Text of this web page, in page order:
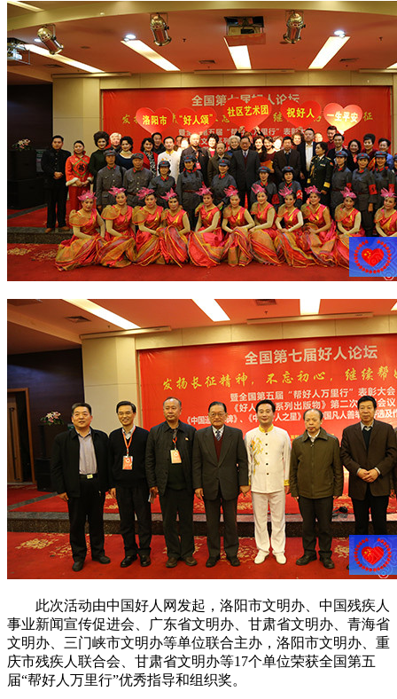
此次活动由中国好人网发起，洛阳市文明办、中国残疾人
事业新闻宣传促进会、广东省文明办、甘肃省文明办、青海省
文明办、三门峡市文明办等单位联合主办，洛阳市文明办、重
庆市残疾人联合会、甘肃省文明办等17个单位荣获全国第五
届“帮好人万里行”优秀指导和组织奖。